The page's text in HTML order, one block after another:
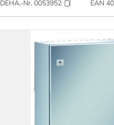
DEHA.-Nr. 0053952 EAN